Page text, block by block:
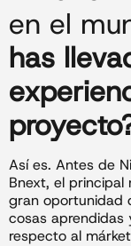
en el
has
Así es. Antes de
Bnext, el principal
gran oportunidad
cosas aprendidas
respecto al